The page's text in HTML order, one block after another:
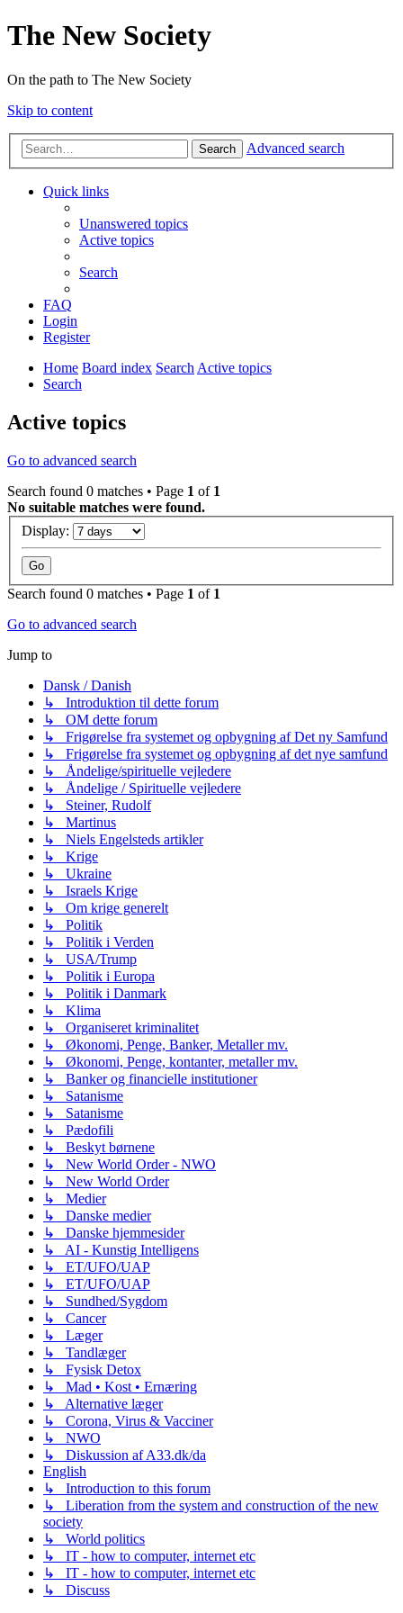
The New Society
On the path to The New Society
Skip to content
Search Advanced search
Quick links
Unanswered topics
Active topics
Search
FAQ
Login
Register
Home Board index SearchActive topics
Search
Active topics
Go to advanced search
Search found 0 matches • Page 1 of 1
No suitable matches were found.
Display:
Search found 0 matches • Page 1 of 1
Go to advanced search
Jump to
Dansk / Danish
↳ Introduktion til dette forum
↳ OM dette forum
↳ Frigørelse fra systemet og opbygning af Det ny Samfund
↳ Frigørelse fra systemet og opbygning af det nye samfund
↳ Åndelige/spirituelle vejledere
↳ Åndelige / Spirituelle vejledere
↳ Steiner, Rudolf
↳ Martinus
↳ Niels Engelsteds artikler
↳ Krige
↳ Ukraine
↳ Israels Krige
↳ Om krige generelt
↳ Politik
↳ Politik i Verden
↳ USA/Trump
↳ Politik i Europa
↳ Politik i Danmark
↳ Klima
↳ Organiseret kriminalitet
↳ Økonomi, Penge, Banker, Metaller mv.
↳ Økonomi, Penge, kontanter, metaller mv.
↳ Banker og financielle institutioner
↳ Satanisme
↳ Satanisme
↳ Pædofili
↳ Beskyt børnene
↳ New World Order - NWO
↳ New World Order
↳ Medier
↳ Danske medier
↳ Danske hjemmesider
↳ AI - Kunstig Intelligens
↳ ET/UFO/UAP
↳ ET/UFO/UAP
↳ Sundhed/Sygdom
↳ Cancer
↳ Læger
↳ Tandlæger
↳ Fysisk Detox
↳ Mad • Kost • Ernæring
↳ Alternative læger
↳ Corona, Virus & Vacciner
↳ NWO
↳ Diskussion af A33.dk/da
English
↳ Introduction to this forum
↳ Liberation from the system and construction of the new
society
↳ World politics
↳ IT - how to computer, internet etc
↳ IT - how to computer, internet etc
↳ Discuss